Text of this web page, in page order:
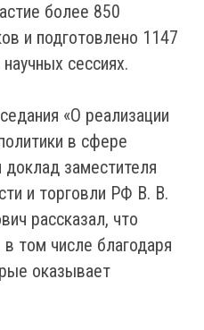
более 850
и подготовлено 1147
сессиях.
«О реализации
в сфере
доклад заместителя
и торговли РФ В. В.
рассказал, что
в том числе благодаря
оказывает